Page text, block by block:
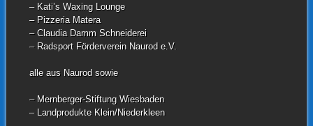
– Kati’s Waxing Lounge
– Pizzeria Matera
– Claudia Damm Schneiderei
– Radsport Förderverein Naurod e.V.
alle aus Naurod sowie
– Mernberger-Stiftung Wiesbaden
– Landprodukte Klein/Niederkleen